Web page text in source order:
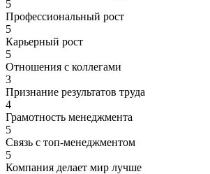
5
Профессиональный рост
5
Карьерный рост
5
Отношения с коллегами
3
Признание результатов труда
4
Грамотность менеджмента
5
Связь с топ-менеджментом
5
Компания делает мир лучше